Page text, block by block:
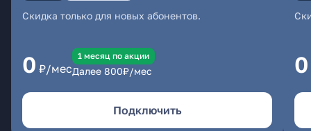
Скидка только для новых абонентов.
0 ₽/мес
1 месяц по акции
Далее 800₽/мес
Подключить
0